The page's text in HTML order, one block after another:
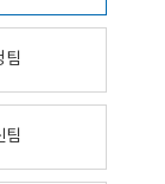
팀
팀